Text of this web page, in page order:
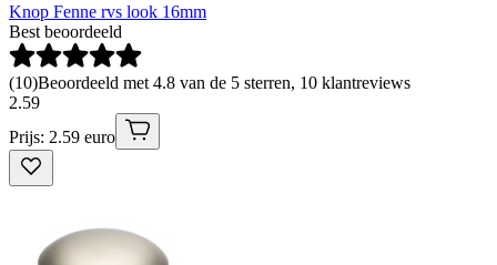
Knop Fenne rvs look 16mm
Best beoordeeld
(10)Beoordeeld met 4.8 van de 5 sterren, 10 klantreviews
2.59
Prijs: 2.59 euro